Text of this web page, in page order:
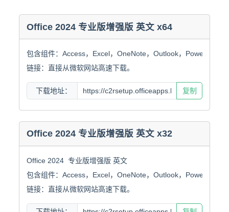
Office 2024 专业版增强版 英文 x64
包含组件：Access，Excel，OneNote，Outlook，PowerPoint
链接：直接从微软网站高速下载。
下载地址： 复制
Office 2024 专业版增强版 英文 x32
Office 2024  专业版增强版 英文
包含组件：Access，Excel，OneNote，Outlook，PowerPoint
链接：直接从微软网站高速下载。